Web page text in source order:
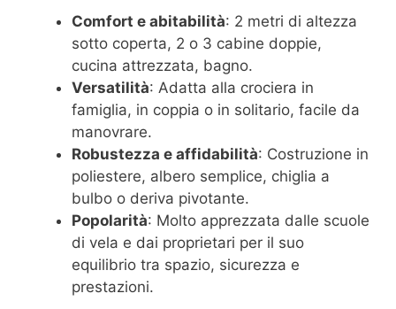
Comfort e abitabilità: 2 metri di altezza
sotto coperta, 2 o 3 cabine doppie,
cucina attrezzata, bagno.
Versatilità: Adatta alla crociera in
famiglia, in coppia o in solitario, facile da
manovrare.
Robustezza e affidabilità: Costruzione in
poliestere, albero semplice, chiglia a
bulbo o deriva pivotante.
Popolarità: Molto apprezzata dalle scuole
di vela e dai proprietari per il suo
equilibrio tra spazio, sicurezza e
prestazioni.